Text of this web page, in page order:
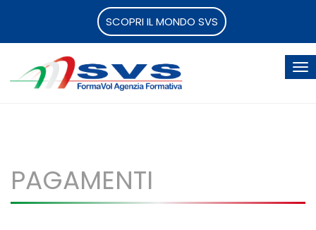
SCOPRI IL MONDO SVS
PAGAMENTI